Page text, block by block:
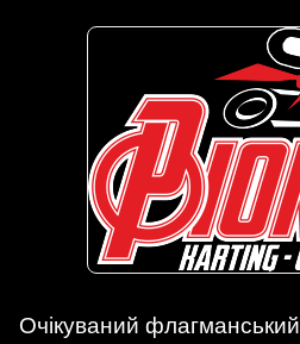
Очікуваний флагманський